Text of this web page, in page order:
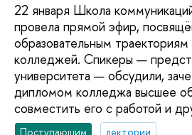
22 января Школа
провела прямой эфир,
образовательным
колледжей. Спикеры —
университета — обсудили,
дипломом колледжа высшее
совместить его с работой и
Поступающим
лектории